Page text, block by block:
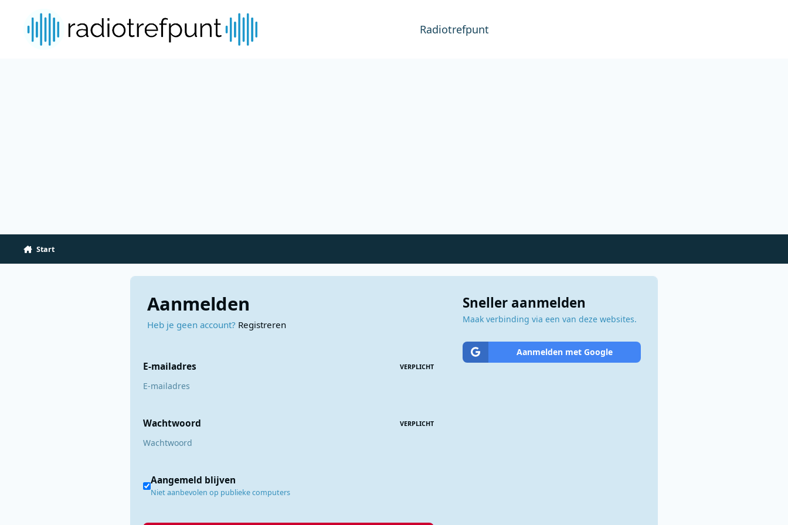
Radiotrefpunt
Start
Aanmelden
Heb je geen account? Registreren
E-mailadres VERPLICHT
Wachtwoord VERPLICHT
Aangemeld blijven
Niet aanbevolen op publieke computers
Sneller aanmelden
Maak verbinding via een van deze websites.
Aanmelden met Google